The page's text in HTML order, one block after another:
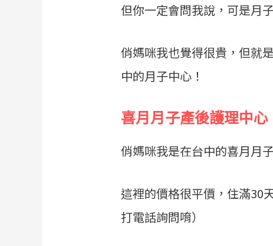
但你一定會問我說，可是月
俏媽咪我也覺得很貴，但就
中的月子中心！
喜月月子產後護理中心
俏媽咪我是在台中的喜月月
這裡的價格很平價，住滿30
打電話詢問唷）